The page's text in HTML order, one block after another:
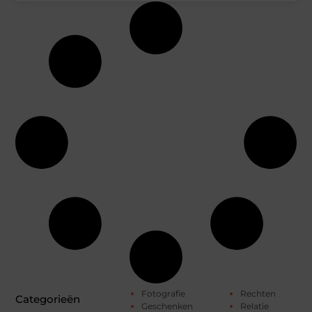
Categorieën
Fotografie
Geschenken
Rechten
Relatie